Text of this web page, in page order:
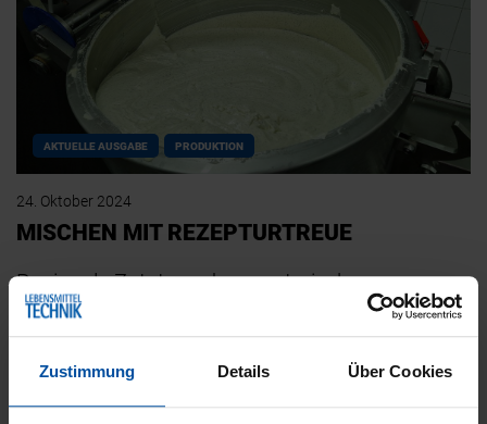
Zustimmung Details Über Cookies
AKTUELLE AUSGABE PRODUKTION
24. Oktober 2024
MISCHEN MIT REZEPTURTREUE
Regionale Zutaten oder vegetarische
Rezepturen: Die aktuellen FoodTrends bieten
Eintöpfe. Damit diese…